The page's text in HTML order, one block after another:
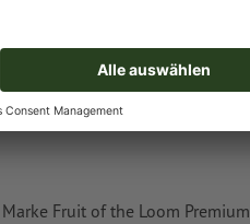
Fruit of the Loom Premium